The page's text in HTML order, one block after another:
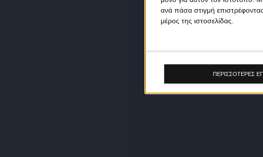
ανά πάσα στιγμή
μέρος της ιστοσελίδας.
ΠΕΡΙΣΣΟΤΕΡΕΣ